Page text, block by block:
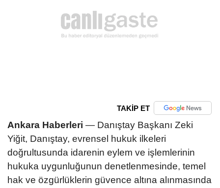
TAKİP ET
Ankara Haberleri — Danıştay Başkanı Zeki
Yiğit, Danıştay, evrensel hukuk ilkeleri
doğrultusunda idarenin eylem ve işlemlerinin
hukuka uygunluğunun denetlenmesinde, temel
hak ve özgürlüklerin güvence altına alınmasında